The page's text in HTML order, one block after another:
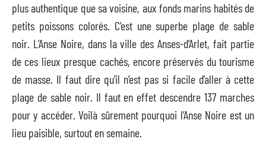
plus authentique que sa voisine, aux fonds marins habités de
petits poissons colorés. C’est une superbe plage de sable
noir. L’Anse Noire, dans la ville des Anses-d’Arlet, fait partie
de ces lieux presque cachés, encore préservés du tourisme
de masse. Il faut dire qu’il n’est pas si facile d’aller à cette
plage de sable noir. Il faut en effet descendre 137 marches
pour y accéder. Voilà sûrement pourquoi l’Anse Noire est un
lieu paisible, surtout en semaine.